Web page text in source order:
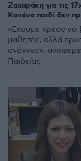
Ζαχαράκη για τις
Κανένα παιδί δεν
«Εχουμε χρέος να
μαθητές, αλλά
ανάγκες»,
Παιδείας